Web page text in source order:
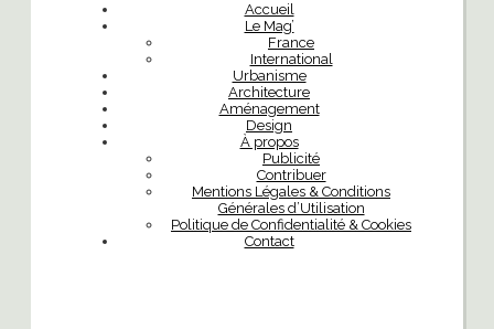
Accueil
Le Mag’
France
International
Urbanisme
Architecture
Aménagement
Design
À propos
Publicité
Contribuer
Mentions Légales & Conditions
Générales d’Utilisation
Politique de Confidentialité & Cookies
Contact